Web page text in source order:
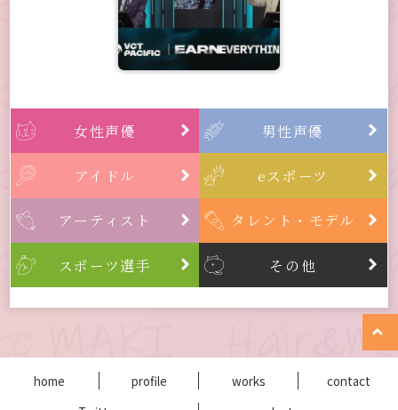
女性声優  男性声優 
アイドル  eスポーツ 
アーティスト  タレント・モデル 
スポーツ選手  その他 
home profile works
contact
